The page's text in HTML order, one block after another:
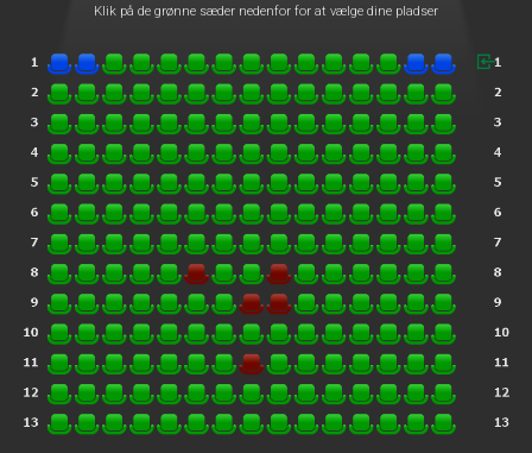
Klik på de grønne sæder nedenfor for at vælge dine pladser